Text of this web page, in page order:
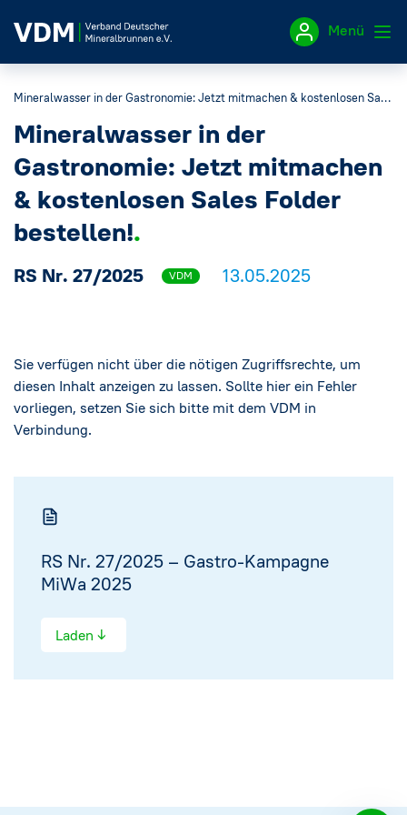
Menü
Impressum
Datenschutzerklärung
Mineralwasser in der Gastronomie: Jetzt mitmachen & kostenlosen Sales Folder bestellen!
Mineralwasser in der
Gastronomie: Jetzt mitmachen
& kostenlosen Sales Folder
bestellen!
RS Nr. 27/2025 VDM 13.05.2025
Sie verfügen nicht über die nötigen Zugriffsrechte, um
diesen Inhalt anzeigen zu lassen. Sollte hier ein Fehler
vorliegen, setzen Sie sich bitte mit dem VDM in
Verbindung.
RS Nr. 27/2025 – Gastro-Kampagne
MiWa 2025
↓
Laden